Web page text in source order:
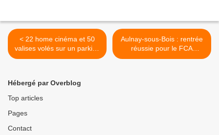
< 22 home cinéma et 50
valises volés sur un parking
de Garonor à Aulnay-sous-
Aulnay-sous-Bois : rentrée
réussie pour le FCA
Football Club Aulnaysien ! >
Hébergé par Overblog
Top articles
Pages
Contact